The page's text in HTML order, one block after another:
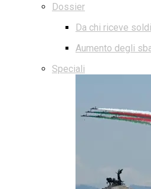
Dossier
Da chi riceve
Aumento degli
Speciali